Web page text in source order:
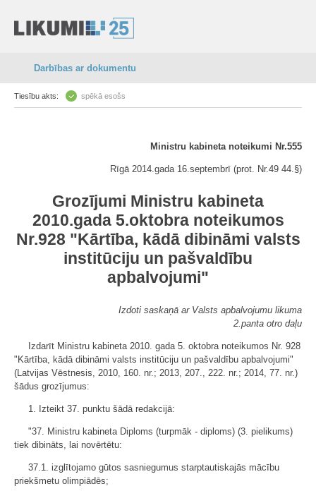
Darbības ar dokumentu
Tiesību akts: spēkā esošs
Ministru kabineta noteikumi Nr.555
Rīgā 2014.gada 16.septembrī (prot. Nr.49 44.§)
Grozījumi Ministru kabineta
2010.gada 5.oktobra noteikumos
Nr.928 "Kārtība, kādā dibināmi valsts
institūciju un pašvaldību
apbalvojumi"
Izdoti saskaņā ar Valsts apbalvojumu likuma
2.panta otro daļu
Izdarīt Ministru kabineta 2010. gada 5. oktobra noteikumos Nr. 928
"Kārtība, kādā dibināmi valsts institūciju un pašvaldību apbalvojumi"
(Latvijas Vēstnesis, 2010, 160. nr.; 2013, 207., 222. nr.; 2014, 77. nr.)
šādus grozījumus:
1. Izteikt 37. punktu šādā redakcijā:
"37. Ministru kabineta Diploms (turpmāk - diploms) (3. pielikums)
tiek dibināts, lai novērtētu:
37.1. izglītojamo gūtos sasniegumus starptautiskajās mācību
priekšmetu olimpiādēs;